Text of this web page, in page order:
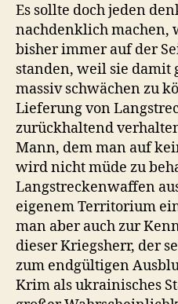
Es sollte doch jeden
nachdenklich machen,
bisher immer auf der
standen, weil sie damit
massiv schwächen zu
Lieferung von
zurückhaltend
Mann, dem man auf
wird nicht müde zu
Langstreckenwaffen
eigenem Territorium
man aber auch zur
dieser Kriegsherr, der
zum endgültigen
Krim als ukrainisches